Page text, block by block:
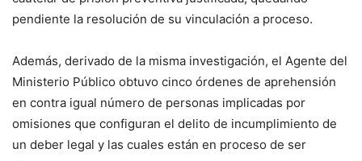
pendiente la resolución de su vinculación a proceso.
Además, derivado de la misma investigación, el Agente del
Ministerio Público obtuvo cinco órdenes de aprehensión
en contra igual número de personas implicadas por
omisiones que configuran el delito de incumplimiento de
un deber legal y las cuales están en proceso de ser